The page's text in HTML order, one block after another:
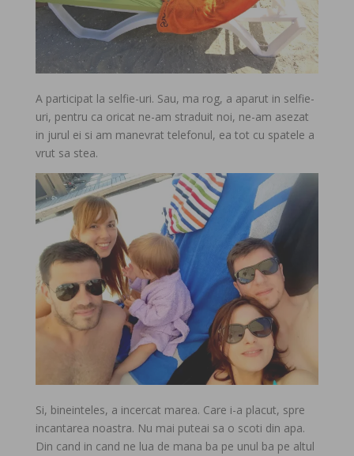
A participat la selfie-uri. Sau, ma rog, a aparut in selfie-
uri, pentru ca oricat ne-am straduit noi, ne-am asezat
in jurul ei si am manevrat telefonul, ea tot cu spatele a
vrut sa stea.
Si, bineinteles, a incercat marea. Care i-a placut, spre
incantarea noastra. Nu mai puteai sa o scoti din apa.
Din cand in cand ne lua de mana ba pe unul ba pe altul